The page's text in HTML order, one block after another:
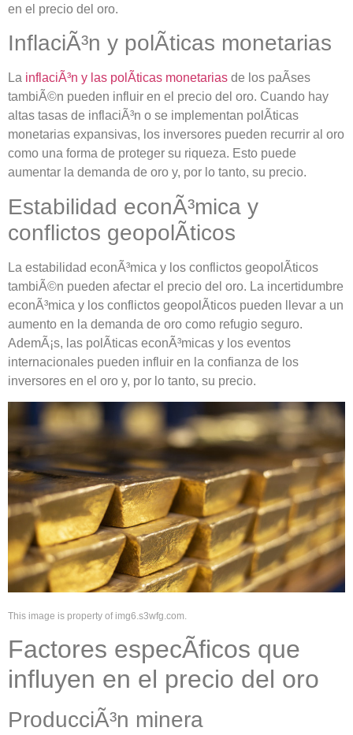
en el precio del oro.
InflaciÃ³n y polÃ­ticas monetarias
La inflaciÃ³n y las polÃ­ticas monetarias de los paÃ­ses
tambiÃ©n pueden influir en el precio del oro. Cuando hay
altas tasas de inflaciÃ³n o se implementan polÃ­ticas
monetarias expansivas, los inversores pueden recurrir al oro
como una forma de proteger su riqueza. Esto puede
aumentar la demanda de oro y, por lo tanto, su precio.
Estabilidad econÃ³mica y
conflictos geopolÃ­ticos
La estabilidad econÃ³mica y los conflictos geopolÃ­ticos
tambiÃ©n pueden afectar el precio del oro. La incertidumbre
econÃ³mica y los conflictos geopolÃ­ticos pueden llevar a un
aumento en la demanda de oro como refugio seguro.
AdemÃ¡s, las polÃ­ticas econÃ³micas y los eventos
internacionales pueden influir en la confianza de los
inversores en el oro y, por lo tanto, su precio.
This image is property of img6.s3wfg.com.
Factores especÃ­ficos que
influyen en el precio del oro
ProducciÃ³n minera